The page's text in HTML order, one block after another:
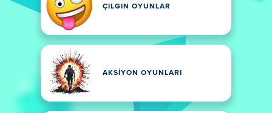
ÇILGIN OYUNLAR
AKSIYON OYUNLARI